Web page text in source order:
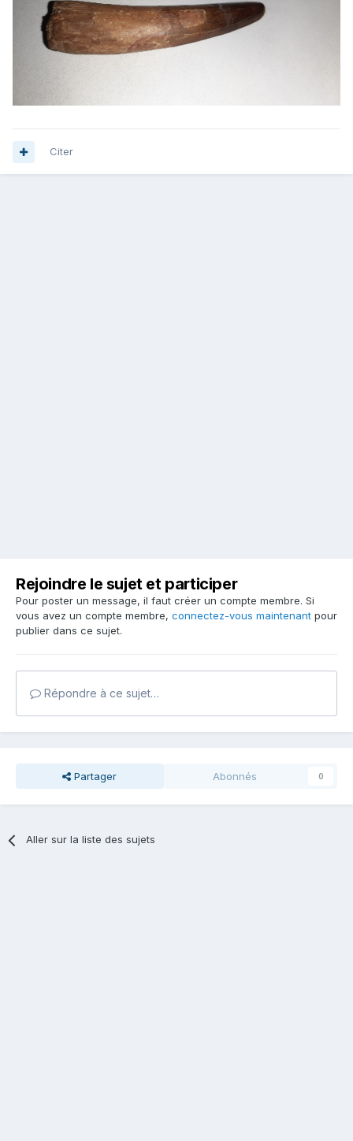
Citer
Rejoindre le sujet et participer
Pour poster un message, il faut créer un compte membre. Si
vous avez un compte membre, connectez-vous maintenant pour
publier dans ce sujet.
Répondre à ce sujet…
Partager Abonnés 0
Aller sur la liste des sujets